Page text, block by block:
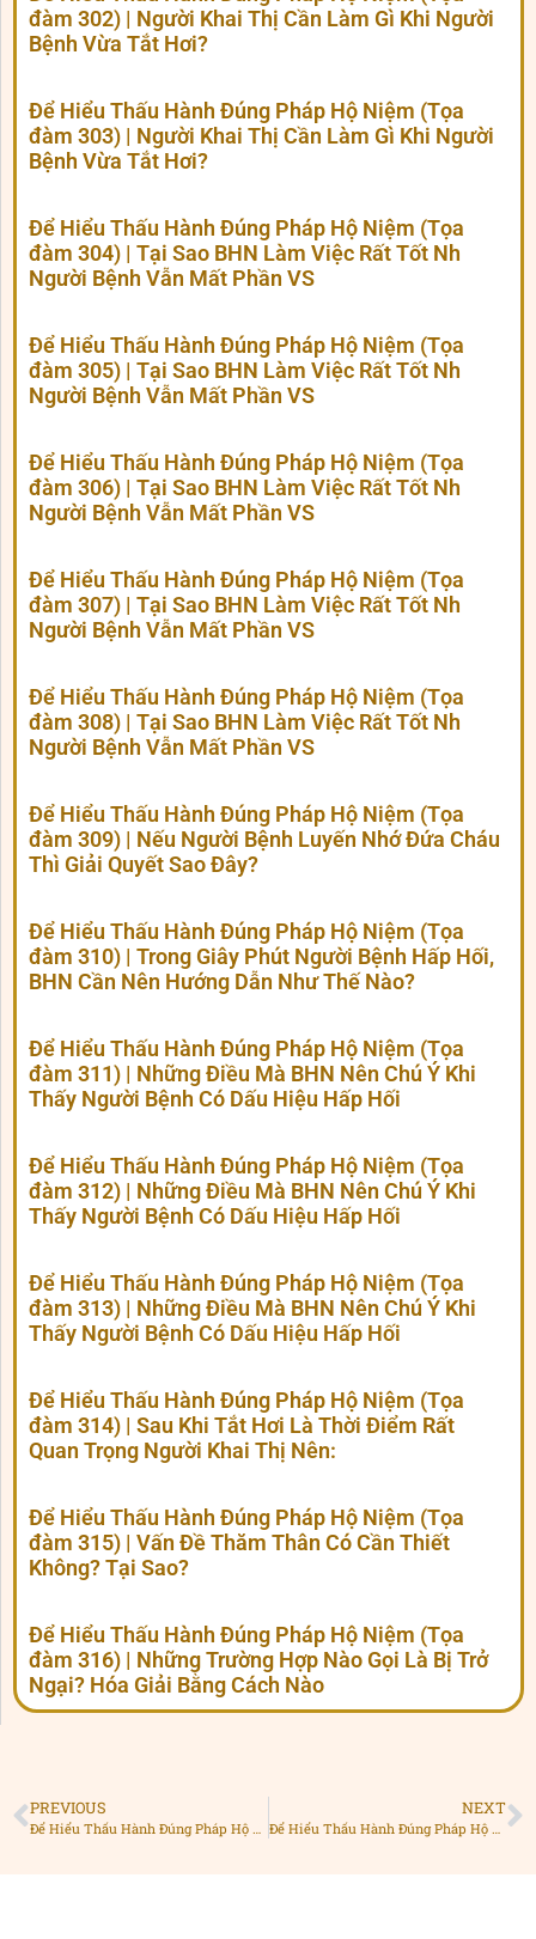
đàm 302) | Người Khai Thị Cần Làm Gì Khi Người
Bệnh Vừa Tắt Hơi?
Để Hiểu Thấu Hành Đúng Pháp Hộ Niệm (Tọa
đàm 303) | Người Khai Thị Cần Làm Gì Khi Người
Bệnh Vừa Tắt Hơi?
Để Hiểu Thấu Hành Đúng Pháp Hộ Niệm (Tọa
đàm 304) | Tại Sao BHN Làm Việc Rất Tốt Nh
Người Bệnh Vẫn Mất Phần VS
Để Hiểu Thấu Hành Đúng Pháp Hộ Niệm (Tọa
đàm 305) | Tại Sao BHN Làm Việc Rất Tốt Nh
Người Bệnh Vẫn Mất Phần VS
Để Hiểu Thấu Hành Đúng Pháp Hộ Niệm (Tọa
đàm 306) | Tại Sao BHN Làm Việc Rất Tốt Nh
Người Bệnh Vẫn Mất Phần VS
Để Hiểu Thấu Hành Đúng Pháp Hộ Niệm (Tọa
đàm 307) | Tại Sao BHN Làm Việc Rất Tốt Nh
Người Bệnh Vẫn Mất Phần VS
Để Hiểu Thấu Hành Đúng Pháp Hộ Niệm (Tọa
đàm 308) | Tại Sao BHN Làm Việc Rất Tốt Nh
Người Bệnh Vẫn Mất Phần VS
Để Hiểu Thấu Hành Đúng Pháp Hộ Niệm (Tọa
đàm 309) | Nếu Người Bệnh Luyến Nhớ Đứa Cháu
Thì Giải Quyết Sao Đây?
Để Hiểu Thấu Hành Đúng Pháp Hộ Niệm (Tọa
đàm 310) | Trong Giây Phút Người Bệnh Hấp Hối,
BHN Cần Nên Hướng Dẫn Như Thế Nào?
Để Hiểu Thấu Hành Đúng Pháp Hộ Niệm (Tọa
đàm 311) | Những Điều Mà BHN Nên Chú Ý Khi
Thấy Người Bệnh Có Dấu Hiệu Hấp Hối
Để Hiểu Thấu Hành Đúng Pháp Hộ Niệm (Tọa
đàm 312) | Những Điều Mà BHN Nên Chú Ý Khi
Thấy Người Bệnh Có Dấu Hiệu Hấp Hối
Để Hiểu Thấu Hành Đúng Pháp Hộ Niệm (Tọa
đàm 313) | Những Điều Mà BHN Nên Chú Ý Khi
Thấy Người Bệnh Có Dấu Hiệu Hấp Hối
Để Hiểu Thấu Hành Đúng Pháp Hộ Niệm (Tọa
đàm 314) | Sau Khi Tắt Hơi Là Thời Điểm Rất
Quan Trọng Người Khai Thị Nên:
Để Hiểu Thấu Hành Đúng Pháp Hộ Niệm (Tọa
đàm 315) | Vấn Đề Thăm Thân Có Cần Thiết
Không? Tại Sao?
Để Hiểu Thấu Hành Đúng Pháp Hộ Niệm (Tọa
đàm 316) | Những Trường Hợp Nào Gọi Là Bị Trở
Ngại? Hóa Giải Bằng Cách Nào
PREVIOUS NEXT